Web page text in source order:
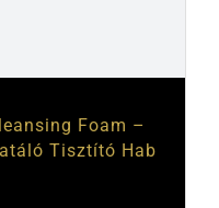
Foam –
Tisztító Hab